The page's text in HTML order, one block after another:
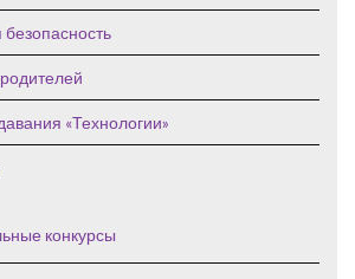
«Технологии»
конкурсы